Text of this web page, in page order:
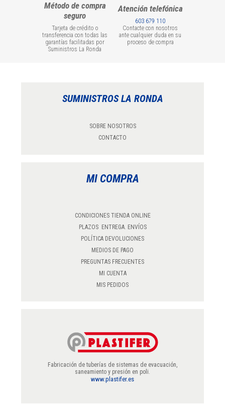
Método de compra
seguro
Tarjeta de crédito o
transferencia con todas las
garantías facilitadas por
Suministros La Ronda
Atención telefónica
603 679 110
Contacte con nosotros
ante cualquier duda en su
proceso de compra
SUMINISTROS LA RONDA
SOBRE NOSOTROS
CONTACTO
MI COMPRA
CONDICIONES TIENDA ONLINE
PLAZOS ENTREGA. ENVÍOS
POLÍTICA DEVOLUCIONES
MEDIOS DE PAGO
PREGUNTAS FRECUENTES
MI CUENTA
MIS PEDIDOS
Fabricación de tuberías de sistemas de evacuación,
saneamiento y presión en poli.
www.plastifer.es